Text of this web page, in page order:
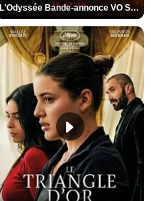
L'Odyssée Bande-annonce VO STFR